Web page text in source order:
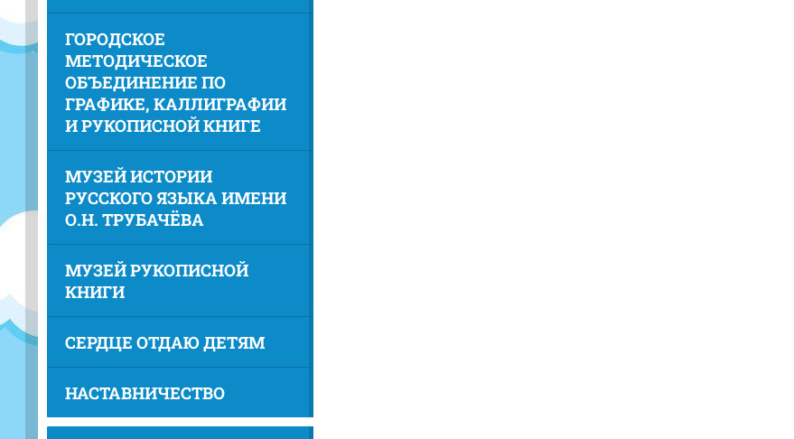
ГОРОДСКОЕ
МЕТОДИЧЕСКОЕ
ОБЪЕДИНЕНИЕ ПО
ГРАФИКЕ, КАЛЛИГРАФИИ
И РУКОПИСНОЙ КНИГЕ
МУЗЕЙ ИСТОРИИ
РУССКОГО ЯЗЫКА ИМЕНИ
О.Н. ТРУБАЧЁВА
МУЗЕЙ РУКОПИСНОЙ
КНИГИ
СЕРДЦЕ ОТДАЮ ДЕТЯМ
НАСТАВНИЧЕСТВО